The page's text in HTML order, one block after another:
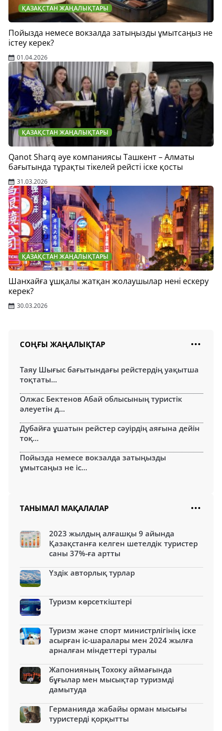
ҚАЗАҚСТАН ЖАҢАЛЫҚТАРЫ
Пойызда немесе вокзалда затыңызды ұмытсаңыз не
істеу керек?
01.04.2026
ҚАЗАҚСТАН ЖАҢАЛЫҚТАРЫ
Qanot Sharq әуе компаниясы Ташкент – Алматы
бағытында тұрақты тікелей рейсті іске қосты
31.03.2026
ҚАЗАҚСТАН ЖАҢАЛЫҚТАРЫ
Шанхайға ұшқалы жатқан жолаушылар нені ескеру
керек?
30.03.2026
СОҢҒЫ ЖАҢАЛЫҚТАР
Таяу Шығыс бағытындағы рейстердің уақытша
тоқтаты...
Олжас Бектенов Абай облысының туристік
әлеуетін д...
Дубайға ұшатын рейстер сәуірдің аяғына дейін
тоқ...
Пойызда немесе вокзалда затыңызды
ұмытсаңыз не іс...
ТАНЫМАЛ МАҚАЛАЛАР
2023 жылдың алғашқы 9 айында
Қазақстанға келген шетелдік туристер
саны 37%-ға артты
Үздік авторлық турлар
Туризм көрсеткіштері
Туризм және спорт министрлігінің іске
асырған іс-шаралары мен 2024 жылға
арналған міндеттері туралы
Жапонияның Тохоку аймағында
бұғылар мен мысықтар туризмді
дамытуда
Германияда жабайы орман мысығы
туристерді қорқытты